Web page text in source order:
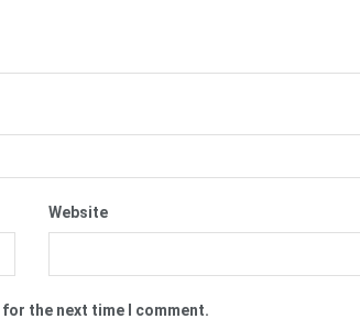
Website
the next time I comment.